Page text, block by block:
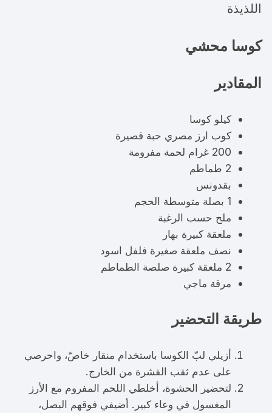
اللذيذة
كوسا محشي
المقادير
كيلو كوسا
كوب ارز مصري حبة قصيرة
200 غرام لحمة مفرومة
2 طماطم
بقدونس
1 بصلة متوسطة الحجم
ملح حسب الرغبة
ملعقة كبيرة بهار
نصف ملعقة صغيرة فلفل اسود
2 ملعقة كبيرة صلصة الطماطم
مرقة ماجي
طريقة التحضير
أزيلي لبّ الكوسا باستخدام منقار خاصّ، واحرصي
على عدم ثقب القشرة من الخارج.
لتحضير الحشوة، أخلطي اللحم المفروم مع الأرز
المغسول في وعاء كبير. أضيفي فوقهم البصل،